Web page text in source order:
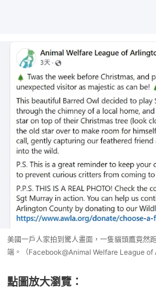
美國一戶人家拍到驚人畫面，一隻貓頭鷹竟然
端。（Facebook@Animal Welfare League of
點圖放大瀏覽：